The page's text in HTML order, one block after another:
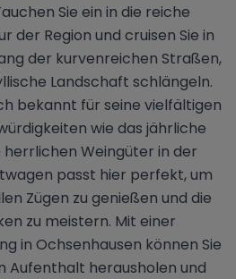
Sie ein in die reiche
der Region und cruisen Sie in
der kurvenreichen Straßen,
Landschaft schlängeln.
bekannt für seine vielfältigen
wie das jährliche
Weingüter in der
passt hier perfekt, um
Zügen zu genießen und die
zu meistern. Mit einer
in Ochsenhausen können Sie
Aufenthalt herausholen und